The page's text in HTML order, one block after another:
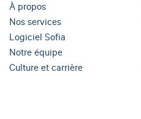
À propos
Nos services
Logiciel Sofia
Notre équipe
Culture et carrière